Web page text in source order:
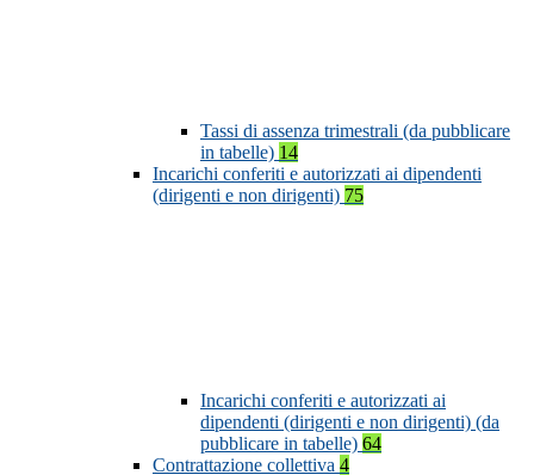
Tassi di assenza trimestrali (da pubblicare
in tabelle) 14
Incarichi conferiti e autorizzati ai dipendenti
(dirigenti e non dirigenti) 75
Incarichi conferiti e autorizzati ai
dipendenti (dirigenti e non dirigenti) (da
pubblicare in tabelle) 64
Contrattazione collettiva 4